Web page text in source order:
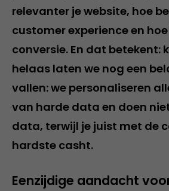
relevanter je website, hoe
customer experience en
conversie. En dat betekent:
helaas laten we nog een
vallen: we personaliseren
van harde data en doen
data, terwijl je juist met de
hardste casht.
Eenzijdige aandacht